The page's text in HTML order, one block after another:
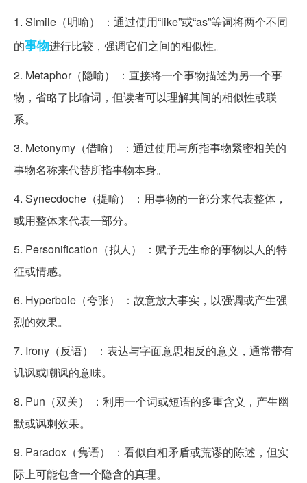
1. Simile（明喻） ：通过使用“like”或“as”等词将两个不同
的事物进行比较，强调它们之间的相似性。
2. Metaphor（隐喻） ：直接将一个事物描述为另一个事
物，省略了比喻词，但读者可以理解其间的相似性或联
系。
3. Metonymy（借喻） ：通过使用与所指事物紧密相关的
事物名称来代替所指事物本身。
4. Synecdoche（提喻） ：用事物的一部分来代表整体，
或用整体来代表一部分。
5. Personification（拟人） ：赋予无生命的事物以人的特
征或情感。
6. Hyperbole（夸张） ：故意放大事实，以强调或产生强
烈的效果。
7. Irony（反语） ：表达与字面意思相反的意义，通常带有
讥讽或嘲讽的意味。
8. Pun（双关） ：利用一个词或短语的多重含义，产生幽
默或讽刺效果。
9. Paradox（隽语） ：看似自相矛盾或荒谬的陈述，但实
际上可能包含一个隐含的真理。